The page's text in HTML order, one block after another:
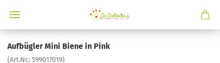
Aufbügler Mini Biene in Pink
(Art.Nr.: 599017019)